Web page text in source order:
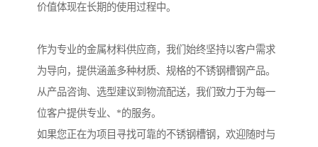
价值体现在长期的使用过程中。
作为专业的金属材料供应商，我们始终坚持以客户需求
为导向，提供涵盖多种材质、规格的不锈钢槽钢产品。
从产品咨询、选型建议到物流配送，我们致力于为每一
位客户提供专业、*的服务。
如果您正在为项目寻找可靠的不锈钢槽钢，欢迎随时与